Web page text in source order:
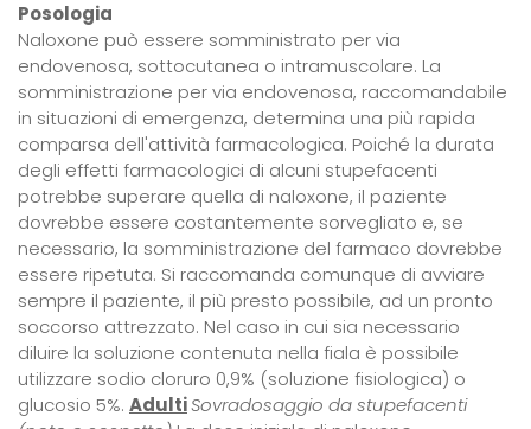
Posologia
Naloxone può essere somministrato per via
endovenosa, sottocutanea o intramuscolare. La
somministrazione per via endovenosa, raccomandabile
in situazioni di emergenza, determina una più rapida
comparsa dell'attività farmacologica. Poiché la durata
degli effetti farmacologici di alcuni stupefacenti
potrebbe superare quella di naloxone, il paziente
dovrebbe essere costantemente sorvegliato e, se
necessario, la somministrazione del farmaco dovrebbe
essere ripetuta. Si raccomanda comunque di avviare
sempre il paziente, il più presto possibile, ad un pronto
soccorso attrezzato. Nel caso in cui sia necessario
diluire la soluzione contenuta nella fiala è possibile
utilizzare sodio cloruro 0,9% (soluzione fisiologica) o
glucosio 5%. AdultiSovradosaggio da stupefacenti